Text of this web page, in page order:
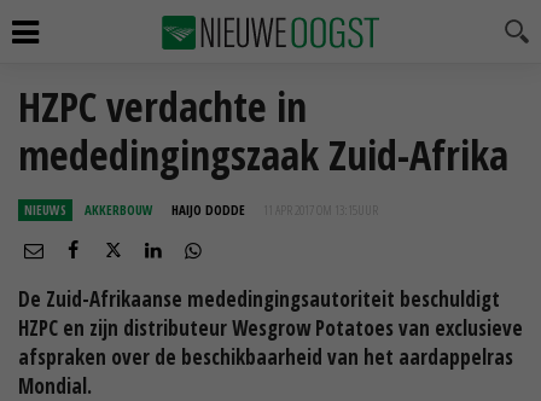
HZPC verdachte in
mededingingszaak Zuid-Afrika
NIEUWS AKKERBOUW HAIJO DODDE 11 APR 2017 OM 13:15
De Zuid-Afrikaanse mededingingsautoriteit beschuldigt
HZPC en zijn distributeur Wesgrow Potatoes van exclusieve
afspraken over de beschikbaarheid van het aardappelras
Mondial.